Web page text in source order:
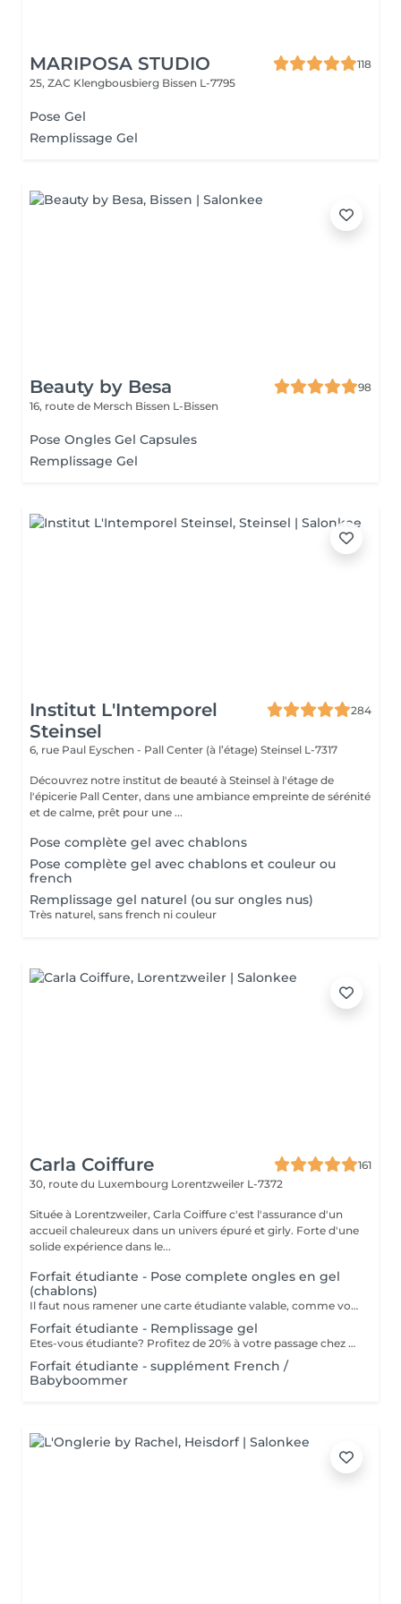
MARIPOSA STUDIO
118
25, ZAC Klengbousbierg Bissen L-7795
Pose Gel
Remplissage Gel
Beauty by Besa
98
16, route de Mersch Bissen L-Bissen
Pose Ongles Gel Capsules
Remplissage Gel
Institut L'Intemporel
Steinsel
284
6, rue Paul Eyschen - Pall Center (à l’étage) Steinsel L-7317
Découvrez notre institut de beauté à Steinsel à l'étage de
l'épicerie Pall Center, dans une ambiance empreinte de sérénité
et de calme, prêt pour une ...
Pose complète gel avec chablons
Pose complète gel avec chablons et couleur ou
french
Remplissage gel naturel (ou sur ongles nus)
Très naturel, sans french ni couleur
Carla Coiffure
161
30, route du Luxembourg Lorentzweiler L-7372
Située à Lorentzweiler, Carla Coiffure c'est l'assurance d'un
accueil chaleureux dans un univers épuré et girly. Forte d'une
solide expérience dans le...
Forfait étudiante - Pose complete ongles en gel
(chablons)
Il faut nous ramener une carte étudiante valable, comme vous êtes étudiante.
Forfait étudiante - Remplissage gel
Etes-vous étudiante? Profitez de 20% à votre passage chez nous pour votre remplissage. ATTENTION: il nous faut une carte étudiante valable que vous etes bien étudiante.
Forfait étudiante - supplément French /
Babyboommer